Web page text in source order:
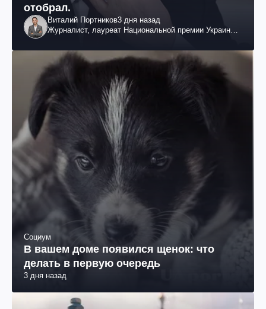
отобрал.
Виталий Портников3 дня назад
Журналист, лауреат Национальной премии Украины
Социум
В вашем доме появился щенок: что
делать в первую очередь
3 дня назад